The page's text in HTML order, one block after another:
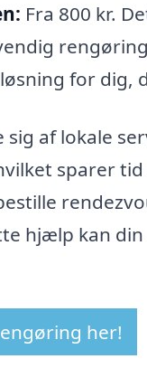
Fra 800 kr.
for dig,
af lokale
sparer
hjælp kan
her!